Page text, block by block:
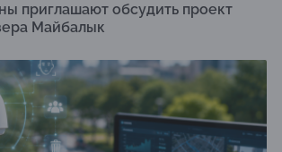
приглашают обсудить проект
Майбалык